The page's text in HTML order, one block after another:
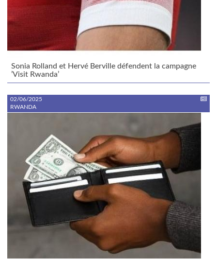
Sonia Rolland et Hervé Berville défendent la campagne
’Visit Rwanda’
02/06/2025
RWANDA